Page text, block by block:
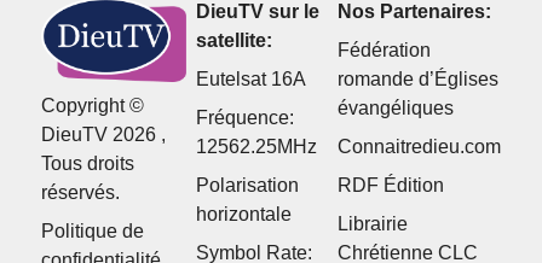
Copyright ©
DieuTV 2026 ,
Tous droits
réservés.
Politique de
DieuTV sur le
satellite:
Eutelsat 16A
Fréquence:
12562.25MHz
Polarisation
horizontale
Symbol Rate:
Nos Partenaires:
Fédération
romande d’Églises
évangéliques
Connaitredieu.com
RDF Édition
Librairie
Chrétienne CLC